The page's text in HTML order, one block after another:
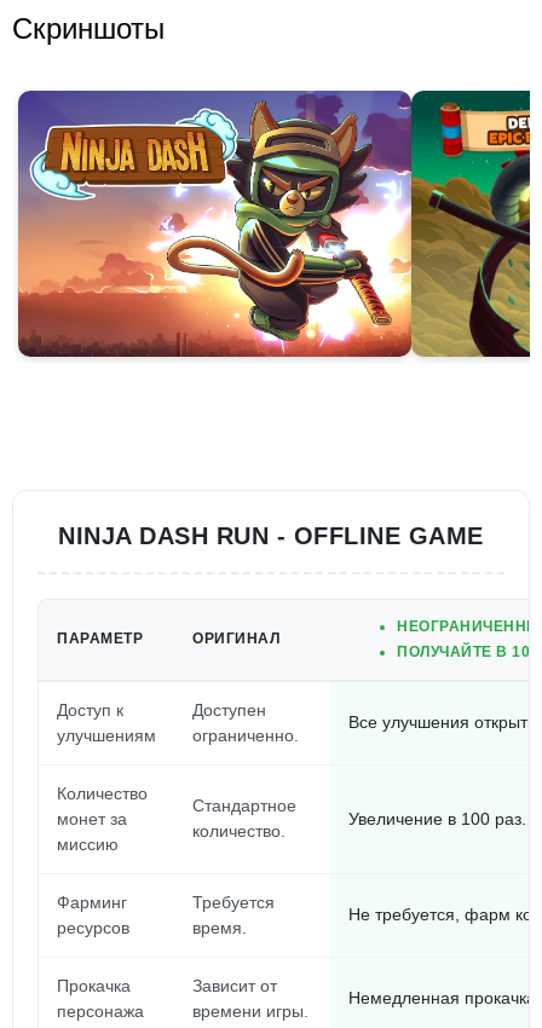
Скриншоты
NINJA DASH RUN - OFFLINE GAME
ПАРАМЕТР ОРИГИНАЛ
ПОЛУЧАЙТЕ В
Доступ к
улучшениям
Доступен
ограниченно.
Все улучшения открыты
Количество
монет за
миссию
Стандартное
количество.
Увеличение в 100 раз.
Фарминг
ресурсов
Требуется
время.
Не требуется, фарм
Прокачка
персонажа
Зависит от
времени игры.
Немедленная прокачка